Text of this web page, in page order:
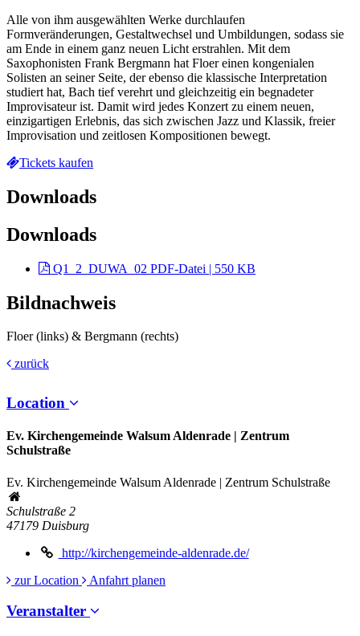
Alle von ihm ausgewählten Werke durchlaufen
Formveränderungen, Gestaltwechsel und Umbildungen, sodass sie
am Ende in einem ganz neuen Licht erstrahlen. Mit dem
Saxophonisten Frank Bergmann hat Floer einen kongenialen
Solisten an seiner Seite, der ebenso die klassische Interpretation
studiert hat, Bach tief verehrt und gleichzeitig ein begnadeter
Improvisateur ist. Damit wird jedes Konzert zu einem neuen,
einzigartigen Erlebnis, das sich zwischen Jazz und Klassik, freier
Improvisation und zeitlosen Kompositionen bewegt.
Tickets kaufen
Downloads
Downloads
Q1_2_DUWA_02 PDF-Datei | 550 KB
Bildnachweis
Floer (links) & Bergmann (rechts)
zurück
Location
Ev. Kirchengemeinde Walsum Aldenrade | Zentrum
Schulstraße
Ev. Kirchengemeinde Walsum Aldenrade | Zentrum Schulstraße
Schulstraße 2
47179 Duisburg
http://kirchengemeinde-aldenrade.de/
zur Location
Anfahrt planen
Veranstalter